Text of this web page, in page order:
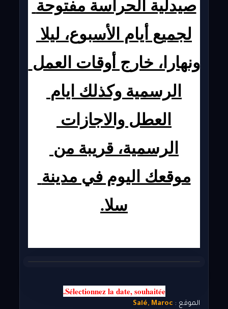
سلا.
Sélectionnez la date, souhaitée.
الموقع : Salé, Maroc